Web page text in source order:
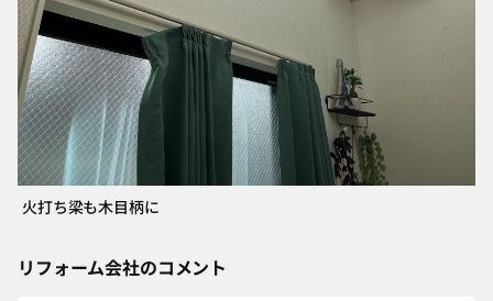
火打ち梁も木目柄に
リフォーム会社のコメント